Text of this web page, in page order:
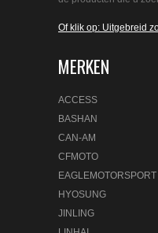
Of klik op: Uitgebreid
MERKEN
ACCESS
BASHAN
CAN-AM
CFMOTO
EAGLEMOTORSPORT
HYOSUNG
JINLING